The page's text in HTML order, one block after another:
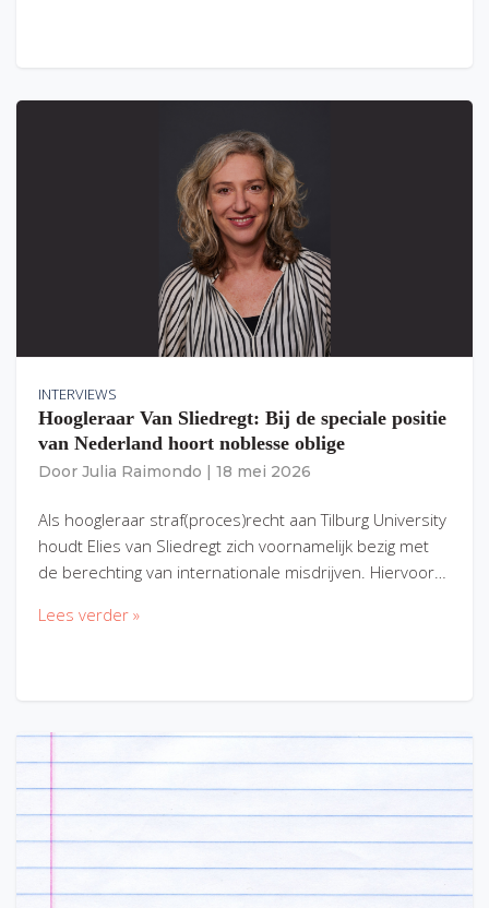
INTERVIEWS
Hoogleraar Van Sliedregt: Bij de speciale positie
van Nederland hoort noblesse oblige
Door Julia Raimondo 18 mei 2026
Als hoogleraar straf(proces)recht aan Tilburg University
houdt Elies van Sliedregt zich voornamelijk bezig met
de berechting van internationale misdrijven. Hiervoor…
Lees verder »